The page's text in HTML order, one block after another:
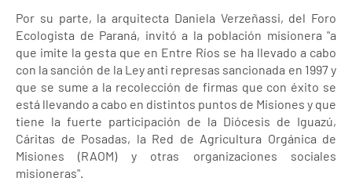
Por su parte, la arquitecta Daniela Verzeñassi, del Foro
Ecologista de Paraná, invitó a la población misionera "a
que imite la gesta que en Entre Ríos se ha llevado a cabo
con la sanción de la Ley anti represas sancionada en 1997 y
que se sume a la recolección de firmas que con éxito se
está llevando a cabo en distintos puntos de Misiones y que
tiene la fuerte participación de la Diócesis de Iguazú,
Cáritas de Posadas, la Red de Agricultura Orgánica de
Misiones (RAOM) y otras organizaciones sociales
misioneras".